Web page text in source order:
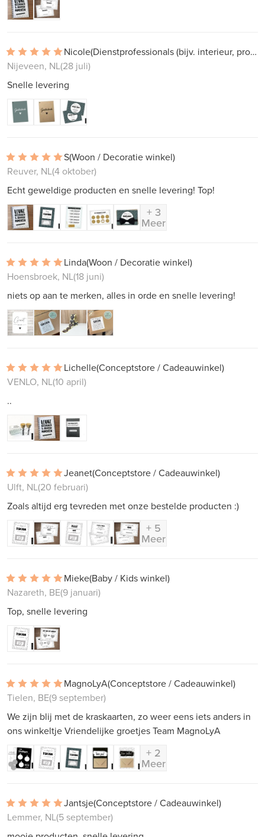
Nicole
(Dienstprofessionals (bijv. interieur, projectwerk))
Nijeveen, NL(28 juli)
Snelle levering
S(Woon / Decoratie winkel)
Reuver, NL(4 oktober)
Echt geweldige producten en snelle levering! Top!
+ 3
Meer
Linda(Woon / Decoratie winkel)
Hoensbroek, NL(18 juni)
niets op aan te merken, alles in orde en snelle levering!
Lichelle(Conceptstore / Cadeauwinkel)
VENLO, NL(10 april)
..
Jeanet(Conceptstore / Cadeauwinkel)
Ulft, NL(20 februari)
Zoals altijd erg tevreden met onze bestelde producten :)
+ 5
Meer
Mieke(Baby / Kids winkel)
Nazareth, BE(9 januari)
Top, snelle levering
MagnoLyA(Conceptstore / Cadeauwinkel)
Tielen, BE(9 september)
We zijn blij met de kraskaarten, zo weer eens iets anders in
ons winkeltje Vriendelijke groetjes Team MagnoLyA
+ 2
Meer
Jantsje(Conceptstore / Cadeauwinkel)
Lemmer, NL(5 september)